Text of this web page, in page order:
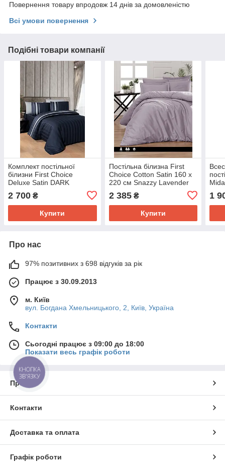
Повернення товару впродовж 14 днів за домовленістю
Всі умови повернення
Подібні товари компанії
Комплект постільної
білизни First Choice
Deluxe Satin DARK
160х220 Artwel Navy Blue
2 700 ₴
Купити
Постільна білизна First
Choice Cotton Satin 160 х
220 см Snazzy Lavender
2 385₴
Купити
1
Про нас
97% позитивних з 698 відгуків за рік
Працює з 30.09.2013
м. Київ
вул. Богдана Хмельницького, 2, Київ, Україна
Контакти
Сьогодні працює з 09:00 до 18:00
Показати весь графік роботи
Про нас
Контакти
Доставка та оплата
Графік роботи
КНОПКА
ЗВ'ЯЗКУ